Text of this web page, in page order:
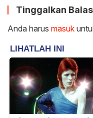
Tinggalkan
Anda harus masuk